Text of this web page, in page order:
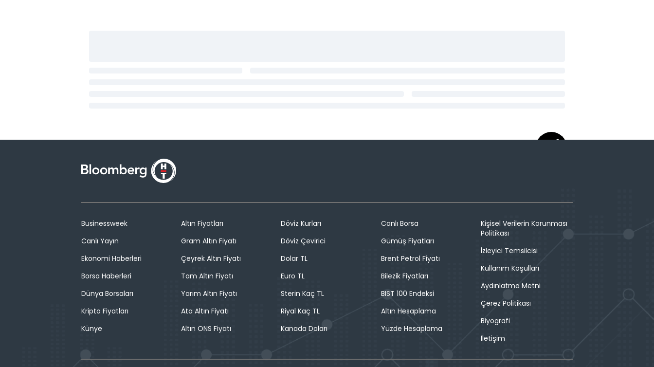
Businessweek
Canlı Yayın
Ekonomi Haberleri
Borsa Haberleri
Dünya Borsaları
Kripto Fiyatları
Künye
Altın Fiyatları
Gram Altın Fiyatı
Çeyrek Altın Fiyatı
Tam Altın Fiyatı
Yarım Altın Fiyatı
Ata Altın Fiyatı
Altın ONS Fiyatı
Döviz Kurları
Döviz Çevirici
Dolar TL
Euro TL
Sterin Kaç TL
Riyal Kaç TL
Kanada Doları
Canlı Borsa
Gümüş Fiyatları
Brent Petrol Fiyatı
Bilezik Fiyatları
BIST 100 Endeksi
Altın Hesaplama
Yüzde Hesaplama
Kişisel Verilerin Korunması
Politikası
İzleyici Temsilcisi
Kullanım Koşulları
Aydınlatma Metni
Çerez Politikası
Biyografi
İletişim